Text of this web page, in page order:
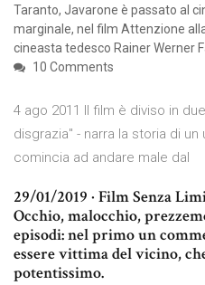
Taranto, Javarone è passato al
marginale, nel film Attenzione
cineasta tedesco Rainer Werner
10 Comments
4 ago 2011 Il film è diviso in
disgrazia" - narra la storia di
comincia ad andare male dal
29/01/2019 · Film Senza
Occhio, malocchio,
episodi: nel primo un
essere vittima del vicino,
potentissimo.